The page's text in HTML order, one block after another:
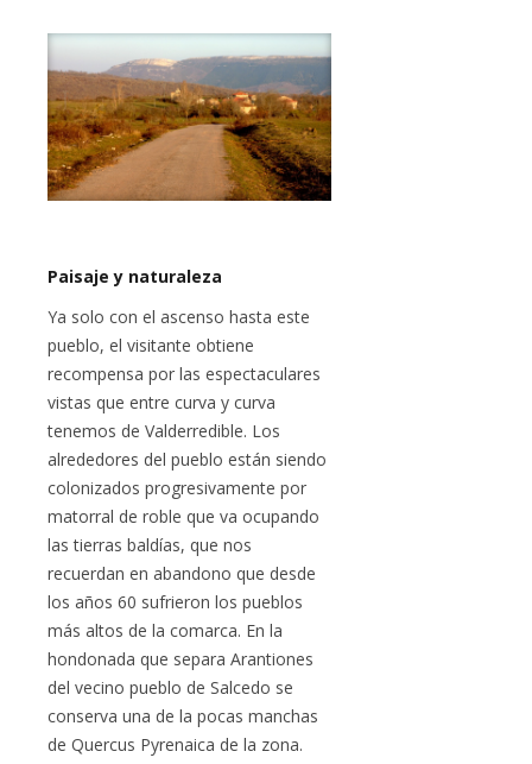
Paisaje y naturaleza
Ya solo con el ascenso hasta este
pueblo, el visitante obtiene
recompensa por las espectaculares
vistas que entre curva y curva
tenemos de Valderredible. Los
alrededores del pueblo están siendo
colonizados progresivamente por
matorral de roble que va ocupando
las tierras baldías, que nos
recuerdan en abandono que desde
los años 60 sufrieron los pueblos
más altos de la comarca. En la
hondonada que separa Arantiones
del vecino pueblo de Salcedo se
conserva una de la pocas manchas
de Quercus Pyrenaica de la zona.